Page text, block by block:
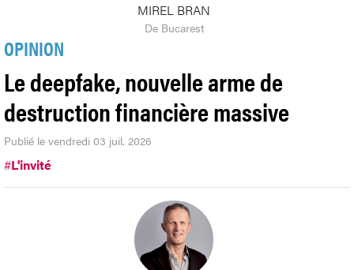
MIREL BRAN
De Bucarest
OPINION
Le deepfake, nouvelle arme de
destruction financière massive
Publié le vendredi 03 juil. 2026
#L'invité